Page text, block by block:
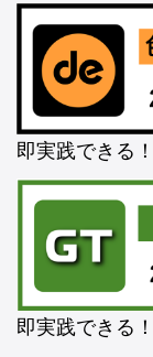
即実践できる
即実践できる